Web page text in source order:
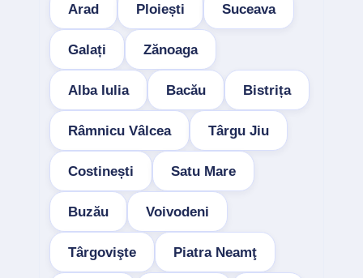
Arad Ploiești Suceava
Galați Zănoaga
Alba Iulia Bacău Bistrița
Râmnicu Vâlcea Târgu Jiu
Costinești Satu Mare
Buzău Voivodeni
Târgovişte Piatra Neamţ